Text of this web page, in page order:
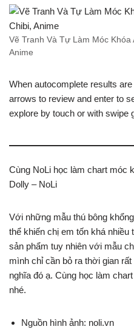
Vẽ Tranh Và Tự Làm Móc
Anime
When autocomplete results
arrows to review and enter to
explore by touch or with swipe
Cùng NoLi học làm chart móc
Dolly – NoLi
Với những mẫu thú bông
thể khiến chị em tốn khá
sản phẩm tuy nhiên với mẫu
mình chỉ cần bỏ ra thời gian
nghĩa đó ạ. Cùng học làm
nhé.
Nguồn hình ảnh: noli.vn